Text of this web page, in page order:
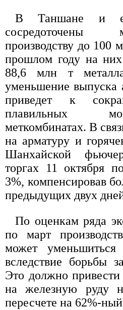
В Таншане и
производству до 100
прошлом году на
88,6 млн т
уменьшение выпуска
приведет к
плавильных
меткомбинатах. В
на арматуру и
Шанхайской
торгах 11 октября
3%, компенсировав
предыдущих двух
По оценкам ряда
по март
может
вследствие борьбы
Это должно
на железную руду
пересчете на 62%-